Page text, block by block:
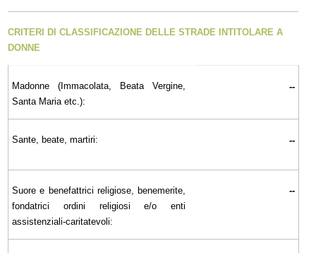
CRITERI DI CLASSIFICAZIONE DELLE STRADE INTITOLARE A
DONNE
Madonne (Immacolata, Beata Vergine,
Santa Maria etc.):
--
Sante, beate, martiri: --
Suore e benefattrici religiose, benemerite,
fondatrici ordini religiosi e/o enti
assistenziali-caritatevoli:
--